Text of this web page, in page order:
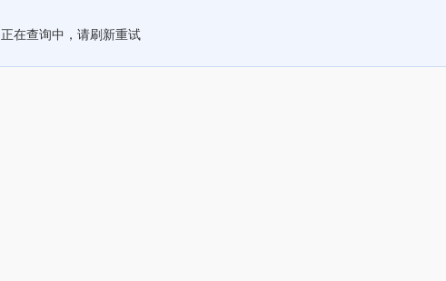
正在查询中，请刷新重试